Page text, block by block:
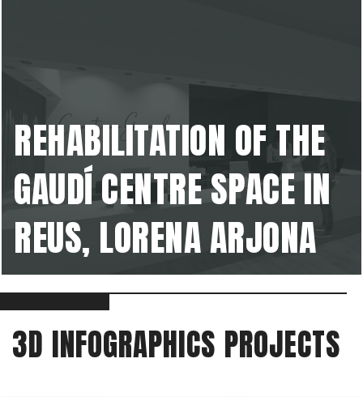
REHABILITATION OF THE
GAUDÍ CENTRE SPACE IN
REUS, LORENA ARJONA
3D INFOGRAPHICS PROJECTS